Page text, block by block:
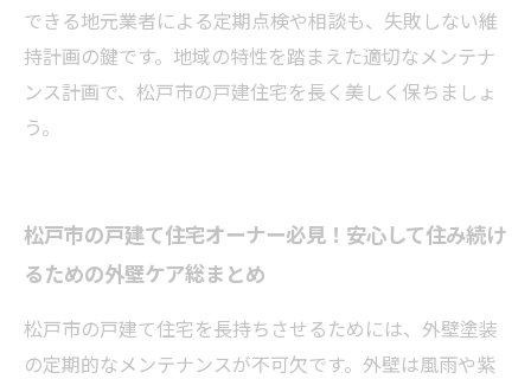
できる地元業者による定期点検や相談も、失敗しない維
持計画の鍵です。地域の特性を踏まえた適切なメンテナ
ンス計画で、松戸市の戸建住宅を長く美しく保ちましょ
う。
松戸市の戸建て住宅オーナー必見！安心して住み続け
るための外壁ケア総まとめ
松戸市の戸建て住宅を長持ちさせるためには、外壁塗装
の定期的なメンテナンスが不可欠です。外壁は風雨や紫